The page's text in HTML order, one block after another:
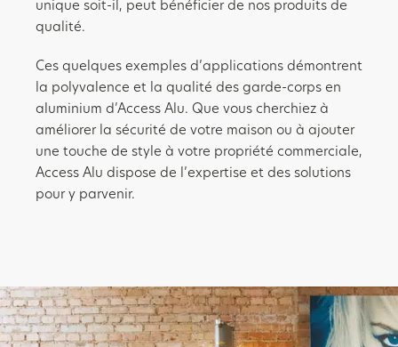
unique soit-il, peut bénéficier de nos produits de
qualité.
Ces quelques exemples d’applications démontrent
la polyvalence et la qualité des garde-corps en
aluminium d’Access Alu. Que vous cherchiez à
améliorer la sécurité de votre maison ou à ajouter
une touche de style à votre propriété commerciale,
Access Alu dispose de l’expertise et des solutions
pour y parvenir.